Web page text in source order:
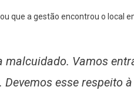
que a gestão encontrou o local
malcuidado. Vamos
esse respeito